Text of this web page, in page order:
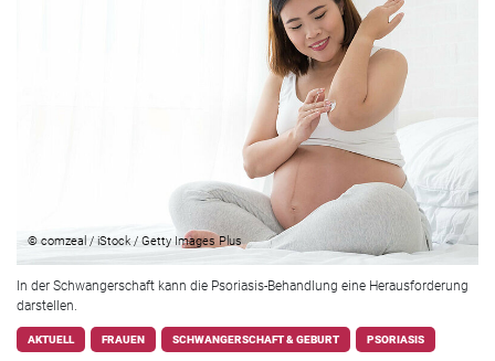
© comzeal / iStock / Getty Images Plus
In der Schwangerschaft kann die Psoriasis-Behandlung eine Herausforderung
darstellen.
AKTUELL FRAUEN SCHWANGERSCHAFT & GEBURT PSORIASIS